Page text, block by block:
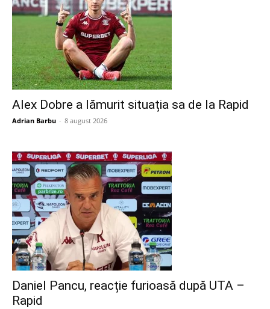
Alex Dobre a lămurit situația sa de la Rapid
Adrian Barbu - 8 august 2026
Daniel Pancu, reacție furioasă după UTA –
Rapid